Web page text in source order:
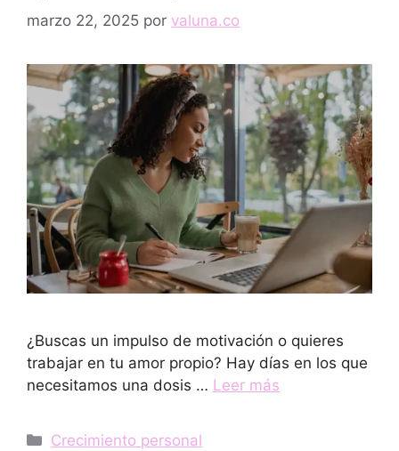
marzo 22, 2025 por valuna.co
¿Buscas un impulso de motivación o quieres
trabajar en tu amor propio? Hay días en los que
necesitamos una dosis … Leer más
Categorías
Crecimiento personal